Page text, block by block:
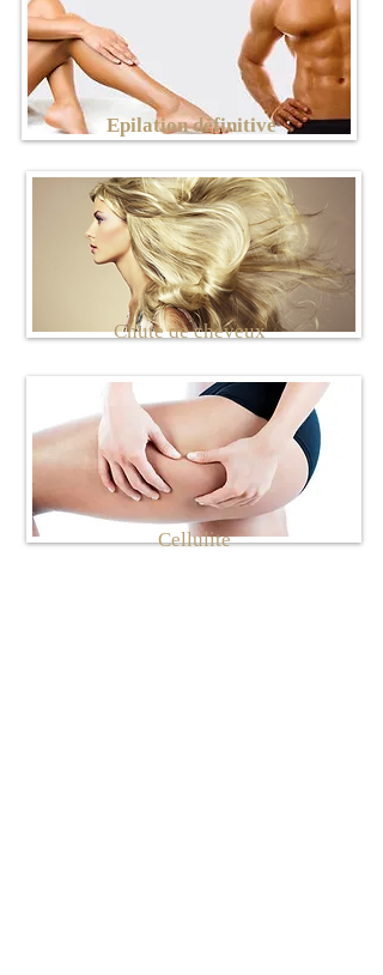
Epilation définitive
Chute de cheveux
Cellulite